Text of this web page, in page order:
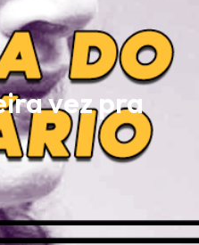
vez pra